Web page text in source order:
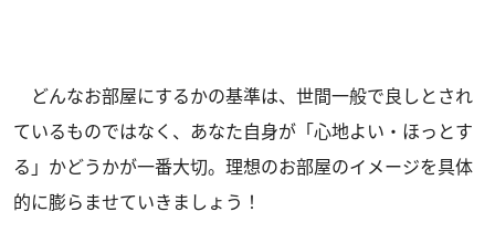
どんなお部屋にするかの基準は、世間一般で良しとされ
ているものではなく、あなた自身が「心地よい・ほっとす
る」かどうかが一番大切。理想のお部屋のイメージを具体
的に膨らませていきましょう！